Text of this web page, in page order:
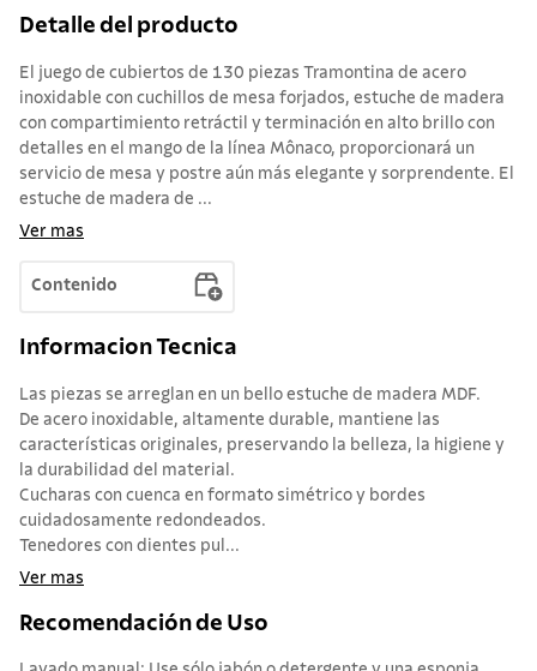
Detalle del producto
El juego de cubiertos de 130 piezas Tramontina de acero
inoxidable con cuchillos de mesa forjados, estuche de madera
con compartimiento retráctil y terminación en alto brillo con
detalles en el mango de la línea Mônaco, proporcionará un
servicio de mesa y postre aún más elegante y sorprendente. El
estuche de madera de ...
Ver mas
Contenido
Informacion Tecnica
Las piezas se arreglan en un bello estuche de madera MDF.
De acero inoxidable, altamente durable, mantiene las
características originales, preservando la belleza, la higiene y
la durabilidad del material.
Cucharas con cuenca en formato simétrico y bordes
cuidadosamente redondeados.
Tenedores con dientes pul...
Ver mas
Recomendación de Uso